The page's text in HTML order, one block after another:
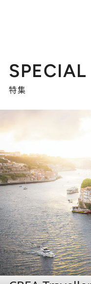
SPECIAL
特集